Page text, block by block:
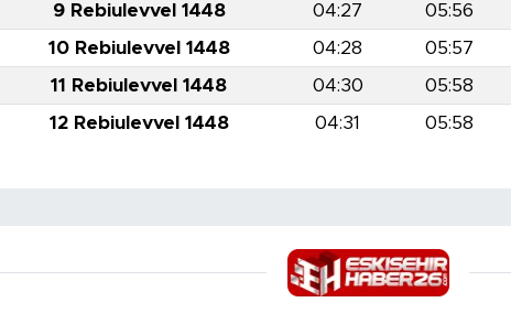
9 Rebiulevvel 1448 04:27 05:56
10 Rebiulevvel 1448 04:28 05:57
11 Rebiulevvel 1448 04:30 05:58
12 Rebiulevvel 1448 04:31 05:58